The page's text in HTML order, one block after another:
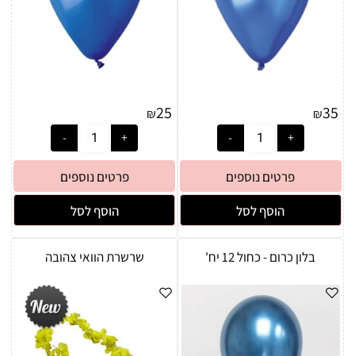
₪35
פרטים נוספים
הוסף לסל
₪25
פרטים נוספים
הוסף לסל
בלון כרום - כחול 12 יח' שרשרת הוואי צהובה